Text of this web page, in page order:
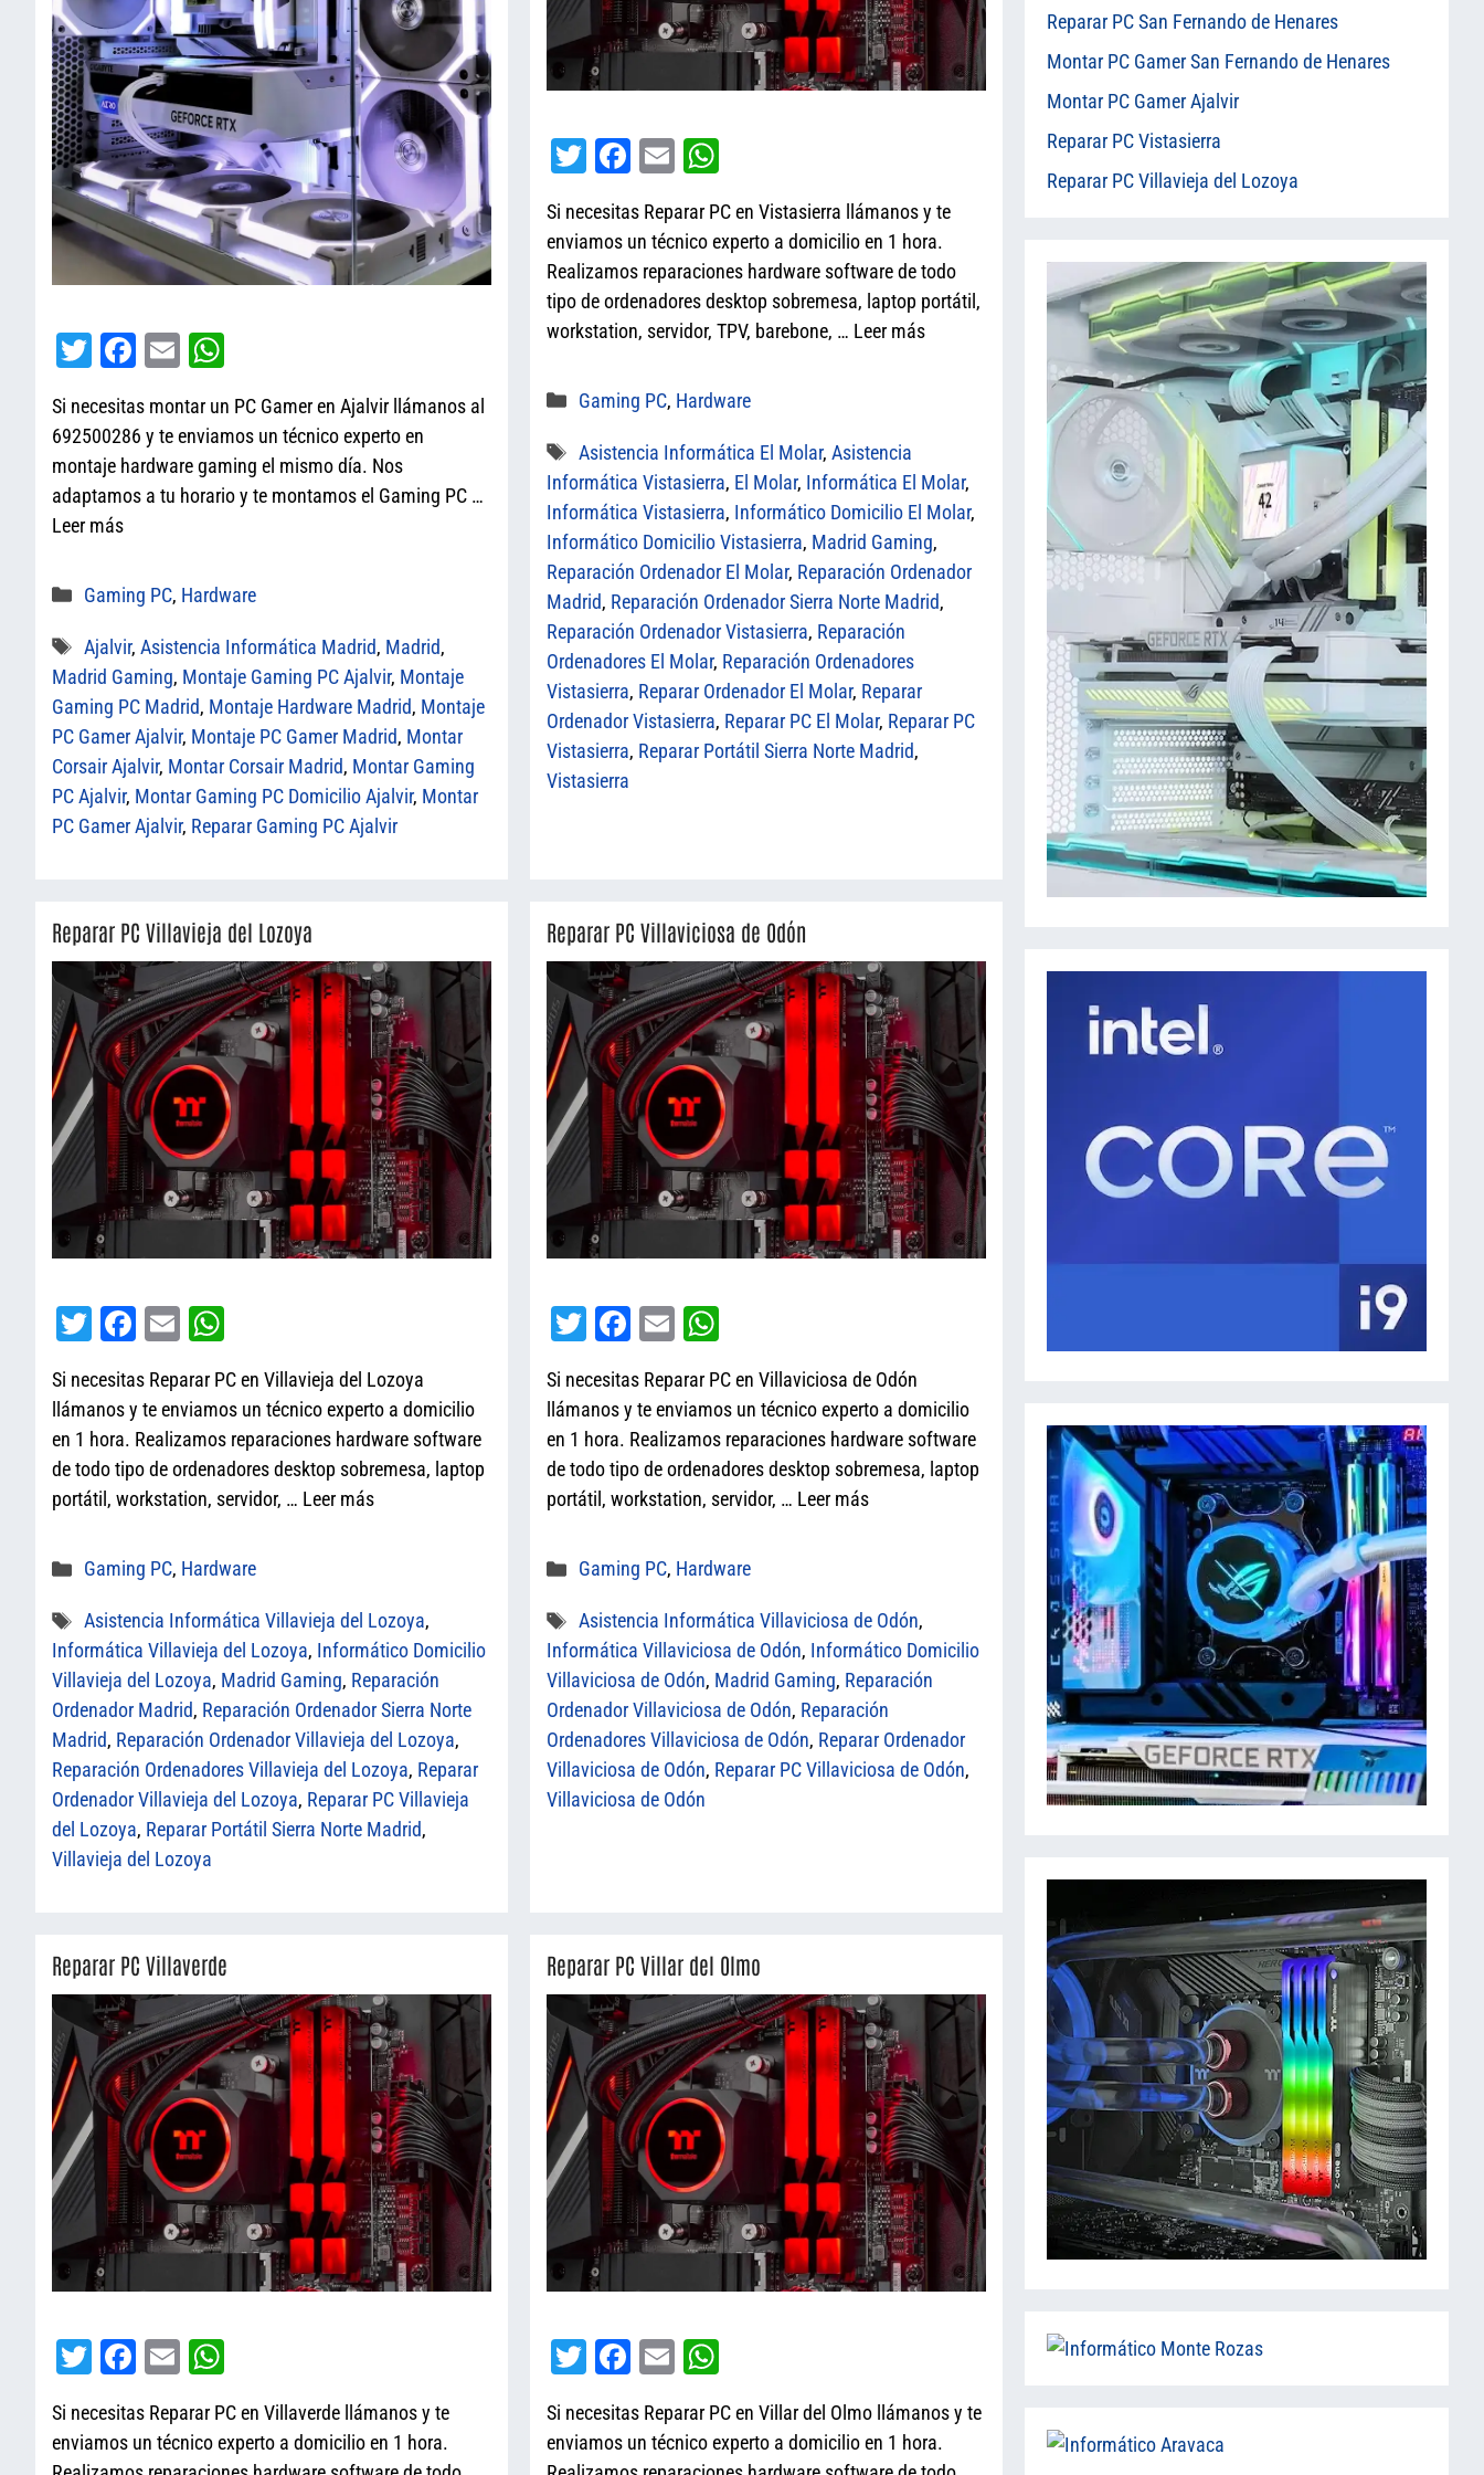
T
tt
er
Fa
bo
ok
E
ail ts
A
pp
Si necesitas montar un PC Gamer en Ajalvir llámanos al
692500286 y te enviamos un técnico experto en
montaje hardware gaming el mismo día. Nos
adaptamos a tu horario y te montamos el Gaming PC …
Leer más
Categorías
Gaming PC, Hardware
Etiquetas
Ajalvir, Asistencia Informática Madrid, Madrid,
Madrid Gaming, Montaje Gaming PC Ajalvir, Montaje
Gaming PC Madrid, Montaje Hardware Madrid, Montaje
PC Gamer Ajalvir, Montaje PC Gamer Madrid, Montar
Corsair Ajalvir, Montar Corsair Madrid, Montar Gaming
PC Ajalvir, Montar Gaming PC Domicilio Ajalvir, Montar
PC Gamer Ajalvir, Reparar Gaming PC Ajalvir
T
tt
er
Fa
bo
ok
E
ail ts
A
pp
Si necesitas Reparar PC en Vistasierra llámanos y te
enviamos un técnico experto a domicilio en 1 hora.
Realizamos reparaciones hardware software de todo
tipo de ordenadores desktop sobremesa, laptop portátil,
workstation, servidor, TPV, barebone, … Leer más
Categorías
Gaming PC, Hardware
Etiquetas
Asistencia Informática El Molar, Asistencia
Informática Vistasierra, El Molar, Informática El Molar,
Informática Vistasierra, Informático Domicilio El Molar,
Informático Domicilio Vistasierra, Madrid Gaming,
Reparación Ordenador El Molar, Reparación Ordenador
Madrid, Reparación Ordenador Sierra Norte Madrid,
Reparación Ordenador Vistasierra, Reparación
Ordenadores El Molar, Reparación Ordenadores
Vistasierra, Reparar Ordenador El Molar, Reparar
Ordenador Vistasierra, Reparar PC El Molar, Reparar PC
Vistasierra, Reparar Portátil Sierra Norte Madrid,
Vistasierra
Reparar PC Villavieja del Lozoya
T
tt
er
Fa
bo
ok
E
ail ts
A
pp
Si necesitas Reparar PC en Villavieja del Lozoya
llámanos y te enviamos un técnico experto a domicilio
en 1 hora. Realizamos reparaciones hardware software
de todo tipo de ordenadores desktop sobremesa, laptop
portátil, workstation, servidor, … Leer más
Categorías
Gaming PC, Hardware
Etiquetas
Asistencia Informática Villavieja del Lozoya,
Informática Villavieja del Lozoya, Informático Domicilio
Villavieja del Lozoya, Madrid Gaming, Reparación
Ordenador Madrid, Reparación Ordenador Sierra Norte
Madrid, Reparación Ordenador Villavieja del Lozoya,
Reparación Ordenadores Villavieja del Lozoya, Reparar
Ordenador Villavieja del Lozoya, Reparar PC Villavieja
del Lozoya, Reparar Portátil Sierra Norte Madrid,
Villavieja del Lozoya
Reparar PC Villaviciosa de Odón
T
tt
er
Fa
bo
ok
E
ail ts
A
pp
Si necesitas Reparar PC en Villaviciosa de Odón
llámanos y te enviamos un técnico experto a domicilio
en 1 hora. Realizamos reparaciones hardware software
de todo tipo de ordenadores desktop sobremesa, laptop
portátil, workstation, servidor, … Leer más
Categorías
Gaming PC, Hardware
Etiquetas
Asistencia Informática Villaviciosa de Odón,
Informática Villaviciosa de Odón, Informático Domicilio
Villaviciosa de Odón, Madrid Gaming, Reparación
Ordenador Villaviciosa de Odón, Reparación
Ordenadores Villaviciosa de Odón, Reparar Ordenador
Villaviciosa de Odón, Reparar PC Villaviciosa de Odón,
Villaviciosa de Odón
Reparar PC Villaverde
T
tt
er
Fa
bo
ok
E
ail ts
A
Si necesitas Reparar PC en Villaverde llámanos y te
enviamos un técnico experto a domicilio en 1 hora.
Reparar PC Villar del Olmo
T
tt
er
Fa
bo
ok
E
ail ts
A
Si necesitas Reparar PC en Villar del Olmo llámanos y te
enviamos un técnico experto a domicilio en 1 hora.
Reparar PC San Fernando de Henares
Montar PC Gamer San Fernando de Henares
Montar PC Gamer Ajalvir
Reparar PC Vistasierra
Reparar PC Villavieja del Lozoya